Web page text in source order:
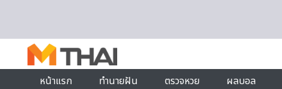
หน้าแรก
ทำนายฝัน ตรวจหวย ผลบอล